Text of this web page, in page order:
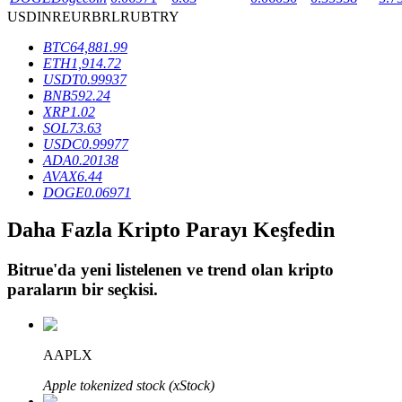
BTR Kilitleme
BTR sahiplerine özel yatırımlar
Krediler
Kripto destekli borçlanma hizmeti
USDINREURBRLRUBTRY
BTC64,881.99
ETH1,914.72
USDT0.99937
BNB592.24
XRP1.02
SOL73.63
USDC0.99977
ADA0.20138
AVAX6.44
DOGE0.06971
Daha Fazla Kripto Parayı Keşfedin
Bitrue'da yeni listelenen ve trend olan kripto
paraların bir seçkisi.
AAPLX
Apple tokenized stock (xStock)